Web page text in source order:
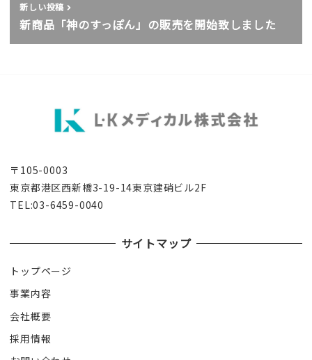
新しい投稿
新商品「神のすっぽん」の販売を開始致しました
〒105-0003
東京都港区西新橋3-19-14東京建硝ビル2F
TEL:03-6459-0040
サイトマップ
トップページ
事業内容
会社概要
採用情報